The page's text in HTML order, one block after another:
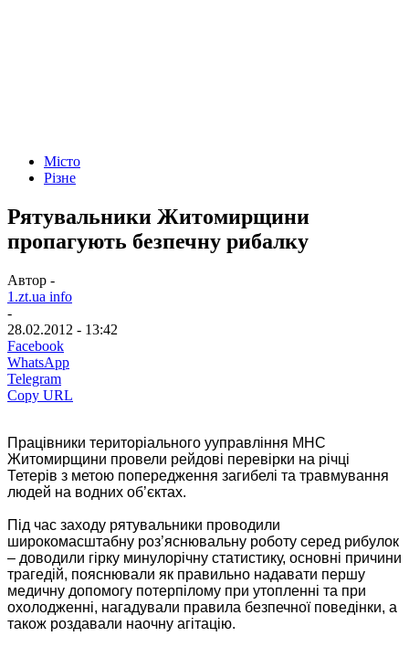
Місто
Різне
Рятувальники Житомирщини
пропагують безпечну рибалку
Автор -
1.zt.ua info
-
28.02.2012 - 13:42
Facebook
WhatsApp
Telegram
Copy URL
Працівники територіального ууправління МНС
Житомирщини провели рейдові перевірки на річці
Тетерів з метою попередження загибелі та травмування
людей на водних об’єктах.
Під час заходу рятувальники проводили
широкомасштабну роз’яснювальну роботу серед рибулок
– доводили гірку минулорічну статистику, основні причини
трагедій, пояснювали як правильно надавати першу
медичну допомогу потерпілому при утопленні та при
охолодженні, нагадували правила безпечної поведінки, а
також роздавали наочну агітацію.